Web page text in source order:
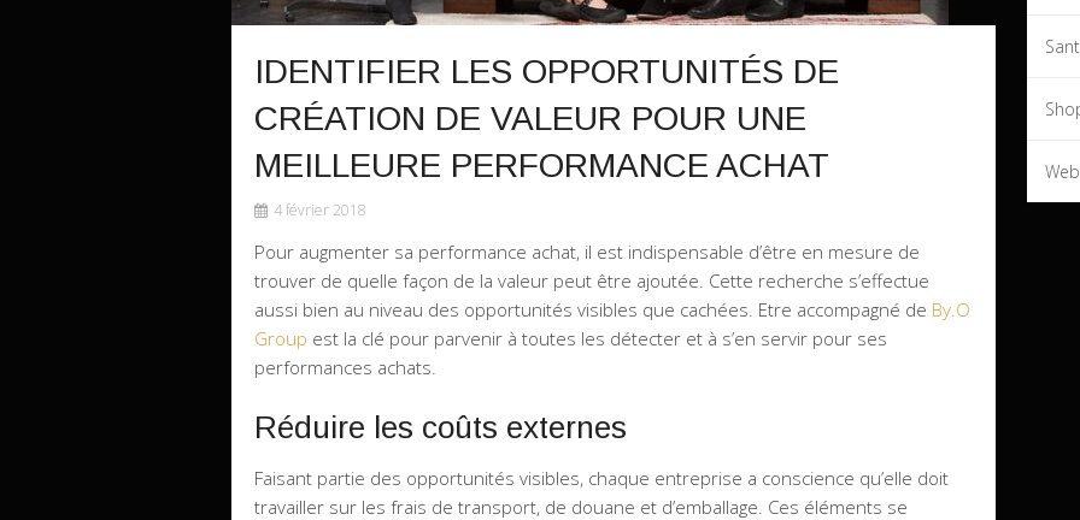
IDENTIFIER LES OPPORTUNITÉS DE
CRÉATION DE VALEUR POUR UNE
MEILLEURE PERFORMANCE ACHAT
4 février 2018
Pour augmenter sa performance achat, il est indispensable d’être en mesure de
trouver de quelle façon de la valeur peut être ajoutée. Cette recherche s’effectue
aussi bien au niveau des opportunités visibles que cachées. Etre accompagné de By.O
Group est la clé pour parvenir à toutes les détecter et à s’en servir pour ses
performances achats.
Réduire les coûts externes
Faisant partie des opportunités visibles, chaque entreprise a conscience qu’elle doit
travailler sur les frais de transport, de douane et d’emballage. Ces éléments se
Web